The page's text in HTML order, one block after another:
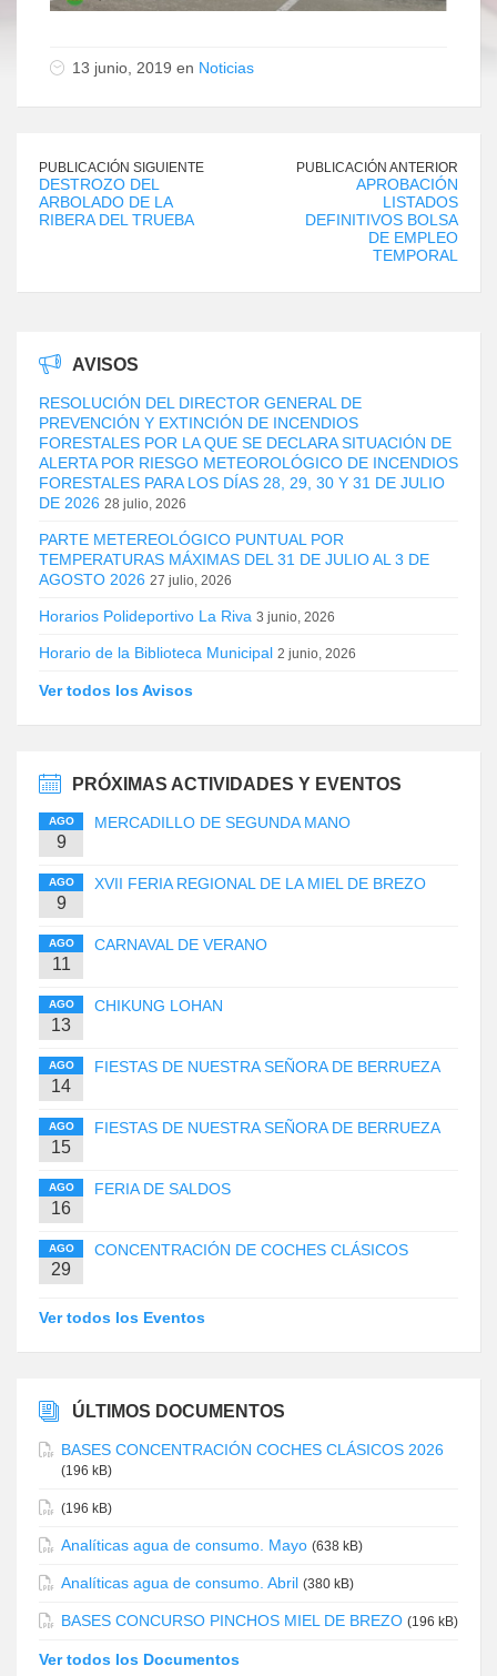
13 junio, 2019 en Noticias
PUBLICACIÓN SIGUIENTE
DESTROZO DEL
ARBOLADO DE LA
RIBERA DEL TRUEBA
PUBLICACIÓN ANTERIOR
APROBACIÓN
LISTADOS
DEFINITIVOS BOLSA
DE EMPLEO
TEMPORAL
AVISOS
RESOLUCIÓN DEL DIRECTOR GENERAL DE
PREVENCIÓN Y EXTINCIÓN DE INCENDIOS
FORESTALES POR LA QUE SE DECLARA SITUACIÓN DE
ALERTA POR RIESGO METEOROLÓGICO DE INCENDIOS
FORESTALES PARA LOS DÍAS 28, 29, 30 Y 31 DE JULIO
DE 2026 28 julio, 2026
PARTE METEREOLÓGICO PUNTUAL POR
TEMPERATURAS MÁXIMAS DEL 31 DE JULIO AL 3 DE
AGOSTO 2026 27 julio, 2026
Horarios Polideportivo La Riva 3 junio, 2026
Horario de la Biblioteca Municipal 2 junio, 2026
Ver todos los Avisos
PRÓXIMAS ACTIVIDADES Y EVENTOS
AGO
9
MERCADILLO DE SEGUNDA MANO
AGO
9
XVII FERIA REGIONAL DE LA MIEL DE BREZO
AGO
11
CARNAVAL DE VERANO
AGO
13
CHIKUNG LOHAN
AGO
14
FIESTAS DE NUESTRA SEÑORA DE BERRUEZA
AGO
15
FIESTAS DE NUESTRA SEÑORA DE BERRUEZA
AGO
16
FERIA DE SALDOS
AGO
29
CONCENTRACIÓN DE COCHES CLÁSICOS
Ver todos los Eventos
ÚLTIMOS DOCUMENTOS
BASES CONCENTRACIÓN COCHES CLÁSICOS 2026
(196 kB)
(196 kB)
Analíticas agua de consumo. Mayo (638 kB)
Analíticas agua de consumo. Abril (380 kB)
BASES CONCURSO PINCHOS MIEL DE BREZO (196 kB)
Ver todos los Documentos